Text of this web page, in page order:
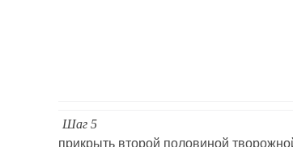
Шаг 5
прикрыть второй половиной